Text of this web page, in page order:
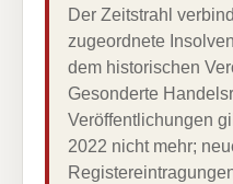
Der Zeitstrahl
zugeordnete
dem historischen
Gesonderte
Veröffentlichungen
2022 nicht mehr;